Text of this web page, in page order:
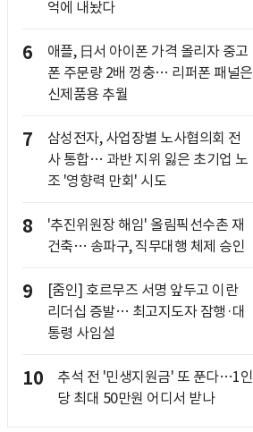
억에 내놨다
6
애플, 日서 아이폰 가격 올리자 중고
폰 주문량 2배 껑충… 리퍼폰 패널은
신제품용 추월
7
삼성전자, 사업장별 노사협의회 전
사 통합… 과반 지위 잃은 초기업 노
조 '영향력 만회' 시도
8
'추진위원장 해임' 올림픽선수촌 재
건축… 송파구, 직무대행 체제 승인
9
[줌인] 호르무즈 서명 앞두고 이란
리더십 증발… 최고지도자 잠행·대
통령 사임설
10
추석 전 '민생지원금' 또 푼다…1인
당 최대 50만원 어디서 받나